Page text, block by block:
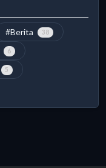
#Berita 38
6
5